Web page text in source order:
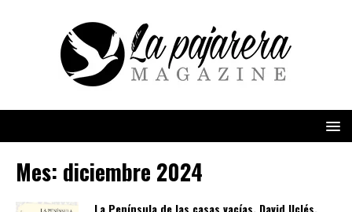
Mes: diciembre 2024
La Península de las casas vacías. David Uclés.